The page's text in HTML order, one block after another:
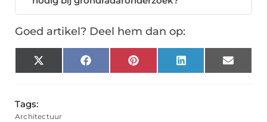
Goed artikel? Deel hem dan op:
X
(Twitter)
FacebookPinterest LinkedIn Email
Tags:
Architectuur